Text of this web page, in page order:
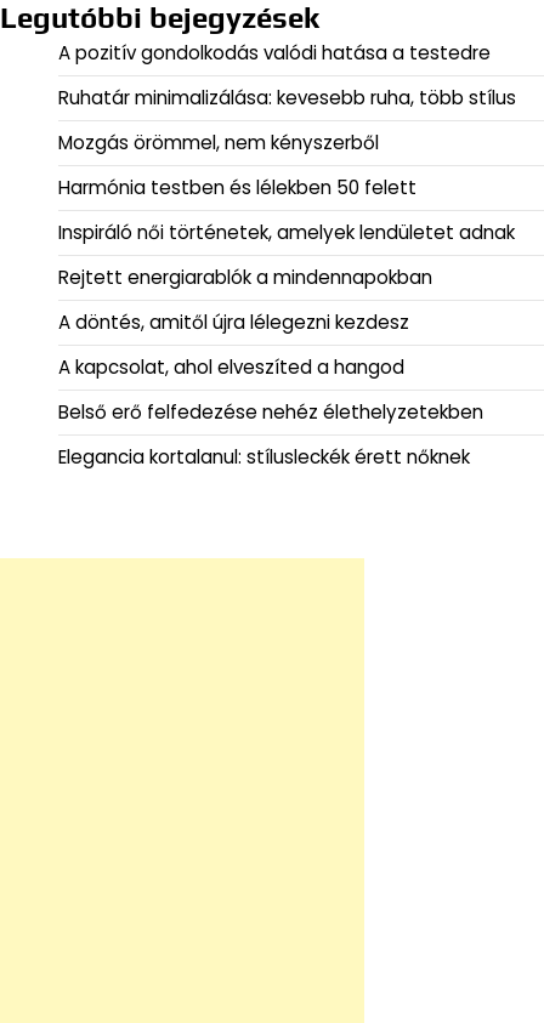
Legutóbbi bejegyzések
A pozitív gondolkodás valódi hatása a testedre
Ruhatár minimalizálása: kevesebb ruha, több stílus
Mozgás örömmel, nem kényszerből
Harmónia testben és lélekben 50 felett
Inspiráló női történetek, amelyek lendületet adnak
Rejtett energiarablók a mindennapokban
A döntés, amitől újra lélegezni kezdesz
A kapcsolat, ahol elveszíted a hangod
Belső erő felfedezése nehéz élethelyzetekben
Elegancia kortalanul: stílusleckék érett nőknek